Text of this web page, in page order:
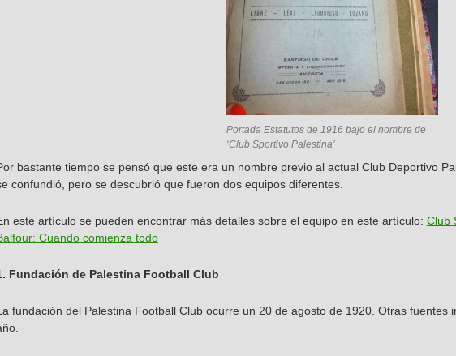
Portada Estatutos de 1916 bajo el nombre de
‘Club Sportivo Palestina’
bastante tiempo se pensó que este era un nombre previo al actual Club Deportivo
confundió, pero se descubrió que fueron dos equipos diferentes.
este artículo se pueden encontrar más detalles sobre el equipo en este artículo: Club
Cuando comienza todo
Fundación de Palestina Football Club
fundación del Palestina Football Club ocurre un 20 de agosto de 1920. Otras fuentes